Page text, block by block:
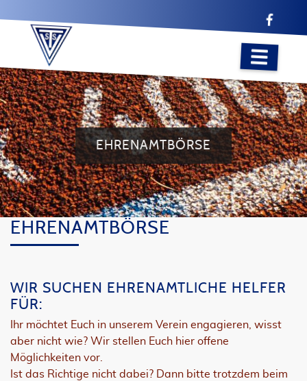
EHRENAMTBÖRSE
EHRENAMTBÖRSE
WIR SUCHEN EHRENAMTLICHE HELFER
FÜR:
Ihr möchtet Euch in unserem Verein engagieren, wisst
aber nicht wie? Wir stellen Euch hier offene
Möglichkeiten vor.
Ist das Richtige nicht dabei? Dann bitte trotzdem beim